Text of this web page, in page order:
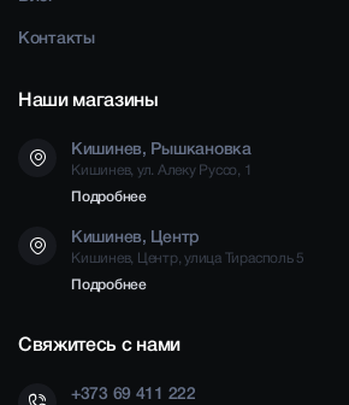
Контакты
Наши магазины
Кишинев, Рышкановка
Кишинев, ул. Алеку Руссо, 1
Подробнее
Кишинев, Центр
Кишинев, Центр, улица Тирасполь 5
Подробнее
Свяжитесь с нами
+373 69 411 222